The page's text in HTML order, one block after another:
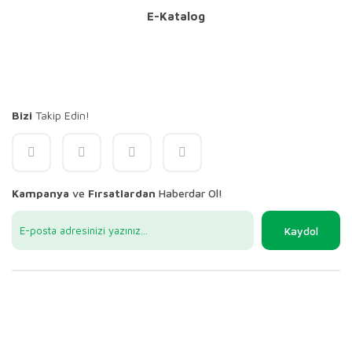
E-Katalog
Bizi Takip Edin!
Kampanya ve Fırsatlardan Haberdar Ol!
Kaydol